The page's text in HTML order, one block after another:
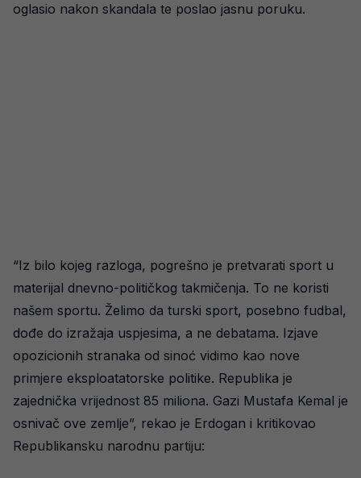
oglasio nakon skandala te poslao jasnu poruku.
“Iz bilo kojeg razloga, pogrešno je pretvarati sport u
materijal dnevno-političkog takmičenja. To ne koristi
našem sportu. Želimo da turski sport, posebno fudbal,
dođe do izražaja uspjesima, a ne debatama. Izjave
opozicionih stranaka od sinoć vidimo kao nove
primjere eksploatatorske politike. Republika je
zajednička vrijednost 85 miliona. Gazi Mustafa Kemal je
osnivač ove zemlje”, rekao je Erdogan i kritikovao
Republikansku narodnu partiju: